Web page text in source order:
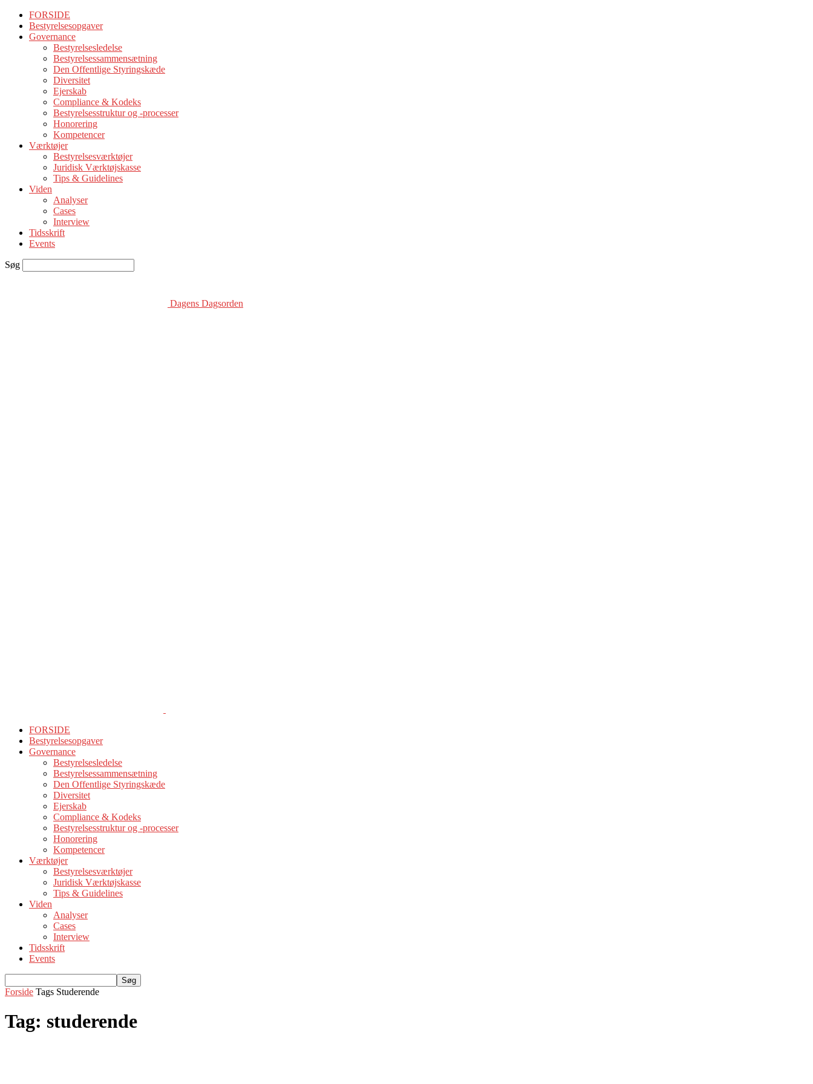
FORSIDE
Bestyrelsesopgaver
Governance
Bestyrelsesledelse
Bestyrelsessammensætning
Den Offentlige Styringskæde
Diversitet
Ejerskab
Compliance & Kodeks
Bestyrelsesstruktur og -processer
Honorering
Kompetencer
Værktøjer
Bestyrelsesværktøjer
Juridisk Værktøjskasse
Tips & Guidelines
Viden
Analyser
Cases
Interview
Tidsskrift
Events
Søg
Dagens Dagsorden
FORSIDE
Bestyrelsesopgaver
Governance
Bestyrelsesledelse
Bestyrelsessammensætning
Den Offentlige Styringskæde
Diversitet
Ejerskab
Compliance & Kodeks
Bestyrelsesstruktur og -processer
Honorering
Kompetencer
Værktøjer
Bestyrelsesværktøjer
Juridisk Værktøjskasse
Tips & Guidelines
Viden
Analyser
Cases
Interview
Tidsskrift
Events
Forside Tags Studerende
Tag: studerende